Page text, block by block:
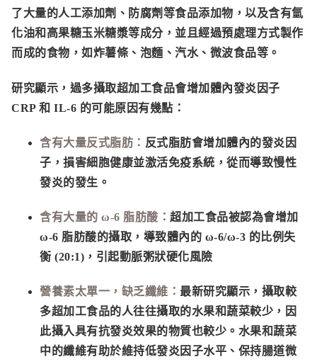
了大量的人工添加劑、防腐劑等食品添加物，以及含有氫
化油和高果糖玉米糖漿等成分，並且經過預處理方式製作
而成的食物，如炸薯條、泡麵、汽水、微波食品等。
研究顯示，過多攝取超加工食品會增加體內發炎因子
CRP 和 IL-6 的可能原因有幾點：
含有大量反式脂肪： 反式脂肪會增加體內的發炎因
子，損害細胞健康並激活免疫系統，從而導致慢性
發炎的發生。
含有大量的 ω-6 脂肪酸： 超加工食品被認為會增加
ω-6 脂肪酸的攝取，導致體內的 ω-6/ω-3 的比例失
衡 (20:1)，引起動脈粥狀硬化風險
營養素太單一，缺乏纖維： 最新研究顯示，攝取較
多超加工食品的人往往攝取的水果和蔬菜較少，因
此攝入具有抗發炎效果的物質也較少。水果和蔬菜
中的纖維有助於維持低發炎因子水平、保持腸道微